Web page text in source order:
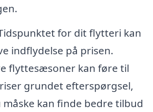
for dit flytteri kan
indflydelse på prisen.
flyttesæsoner kan føre til
grundet efterspørgsel,
måske kan finde bedre tilbud